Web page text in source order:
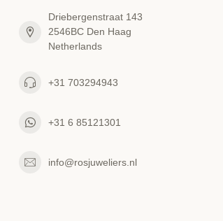
Driebergenstraat 143
2546BC Den Haag
Netherlands
+31 703294943
+31 6 85121301
info@rosjuweliers.nl